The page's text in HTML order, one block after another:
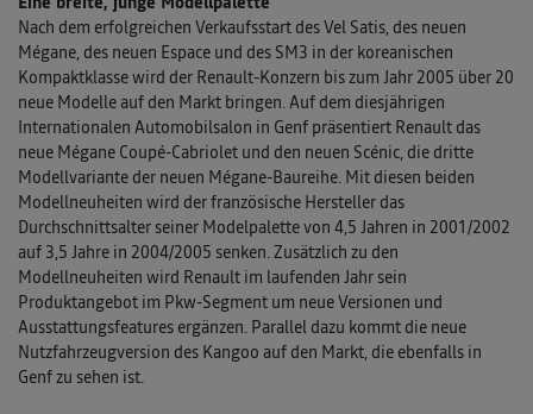
Nach dem erfolgreichen Verkaufsstart des Vel Satis, des neuen
Mégane, des neuen Espace und des SM3 in der koreanischen
Kompaktklasse wird der Renault-Konzern bis zum Jahr 2005 über 20
neue Modelle auf den Markt bringen. Auf dem diesjährigen
Internationalen Automobilsalon in Genf präsentiert Renault das
neue Mégane Coupé-Cabriolet und den neuen Scénic, die dritte
Modellvariante der neuen Mégane-Baureihe. Mit diesen beiden
Modellneuheiten wird der französische Hersteller das
Durchschnittsalter seiner Modelpalette von 4,5 Jahren in 2001/2002
auf 3,5 Jahre in 2004/2005 senken. Zusätzlich zu den
Modellneuheiten wird Renault im laufenden Jahr sein
Produktangebot im Pkw-Segment um neue Versionen und
Ausstattungsfeatures ergänzen. Parallel dazu kommt die neue
Nutzfahrzeugversion des Kangoo auf den Markt, die ebenfalls in
Genf zu sehen ist.